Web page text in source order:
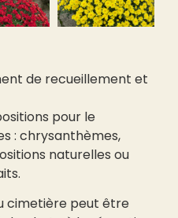
de recueillement et
pour le
: chrysanthèmes,
naturelles ou
cimetière peut être